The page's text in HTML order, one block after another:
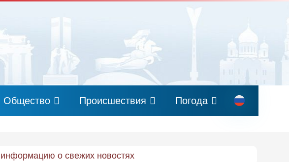
Общество Происшествия Погода
о свежих новостях